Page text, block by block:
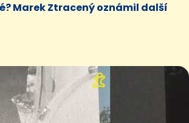
Marek Ztracený oznámil další